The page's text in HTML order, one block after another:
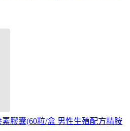
膠囊(60粒/盒 男性生殖配方精胺